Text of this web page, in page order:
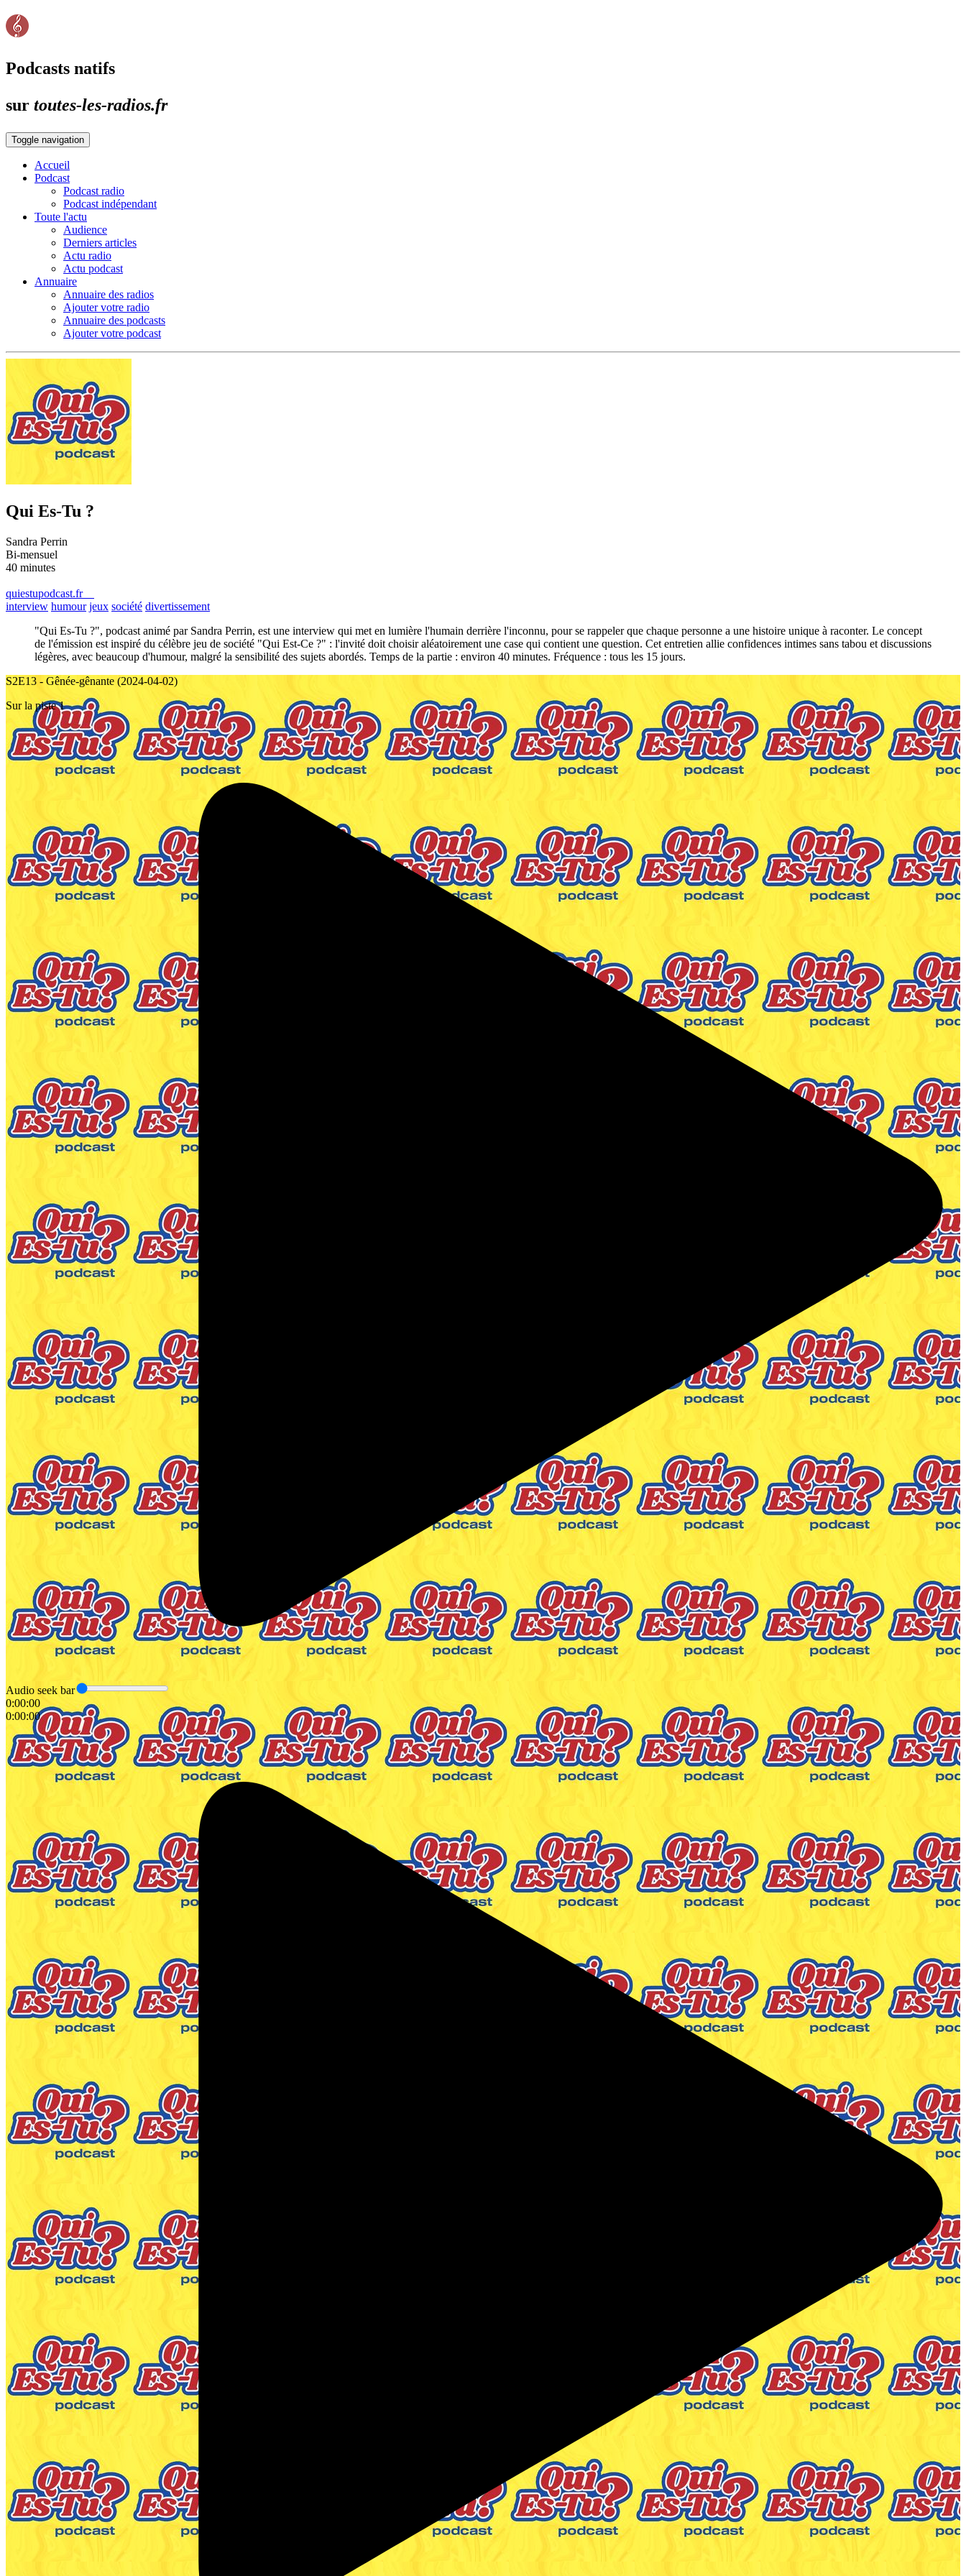
Podcasts natifs
sur toutes-les-radios.fr
Toggle navigation
Accueil
Podcast
Podcast radio
Podcast indépendant
Toute l'actu
Audience
Derniers articles
Actu radio
Actu podcast
Annuaire
Annuaire des radios
Ajouter votre radio
Annuaire des podcasts
Ajouter votre podcast
Qui Es-Tu ?
Sandra Perrin
Bi-mensuel
40 minutes
quiestupodcast.fr
interview humour jeux société divertissement
"Qui Es-Tu ?", podcast animé par Sandra Perrin, est une interview qui met en lumière l'humain derrière l'inconnu, pour se rappeler que chaque personne a une histoire unique à raconter. Le concept
de l'émission est inspiré du célèbre jeu de société "Qui Est-Ce ?" : l'invité doit choisir aléatoirement une case qui contient une question. Cet entretien allie confidences intimes sans tabou et discussions
légères, avec beaucoup d'humour, malgré la sensibilité des sujets abordés. Temps de la partie : environ 40 minutes. Fréquence : tous les 15 jours.
S2E13 - Gênée-gênante (2024-04-02)
Sur la piste 1
Audio seek bar
0:00:00
0:00:00